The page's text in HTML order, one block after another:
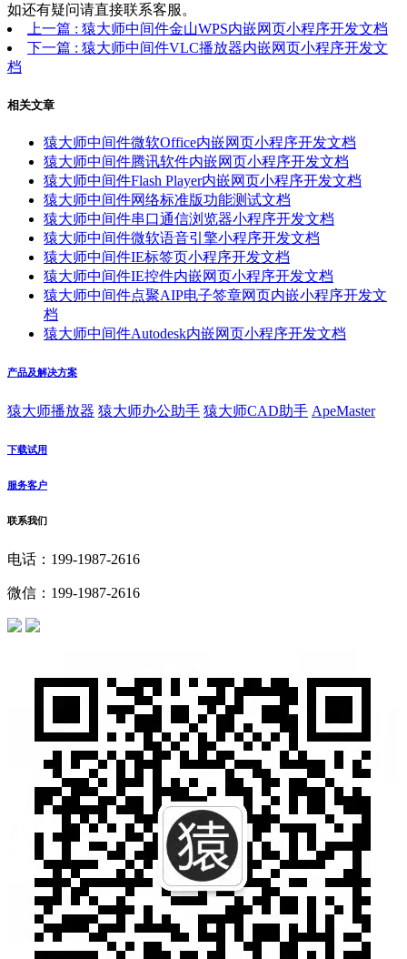
如还有疑问请直接联系客服。
上一篇 : 猿大师中间件金山WPS内嵌网页小程序开发文档
下一篇 : 猿大师中间件VLC播放器内嵌网页小程序开发文
档
相关文章
猿大师中间件微软Office内嵌网页小程序开发文档
猿大师中间件腾讯软件内嵌网页小程序开发文档
猿大师中间件Flash Player内嵌网页小程序开发文档
猿大师中间件网络标准版功能测试文档
猿大师中间件串口通信浏览器小程序开发文档
猿大师中间件微软语音引擎小程序开发文档
猿大师中间件IE标签页小程序开发文档
猿大师中间件IE控件内嵌网页小程序开发文档
猿大师中间件点聚AIP电子签章网页内嵌小程序开发文
档
猿大师中间件Autodesk内嵌网页小程序开发文档
产品及解决方案
猿大师播放器 猿大师办公助手 猿大师CAD助手 ApeMaster
下载试用
服务客户
联系我们
电话：199-1987-2616
微信：199-1987-2616